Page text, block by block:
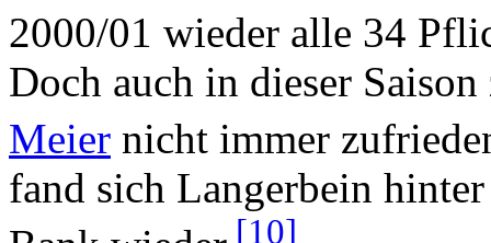
2000/01 wieder alle 34
Doch auch in dieser
Meier nicht immer
fand sich Langerbein
[10]